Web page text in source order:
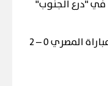
"درع الجنوب"
شاهد فيديو أهداف مباراة المصري 0 – 2